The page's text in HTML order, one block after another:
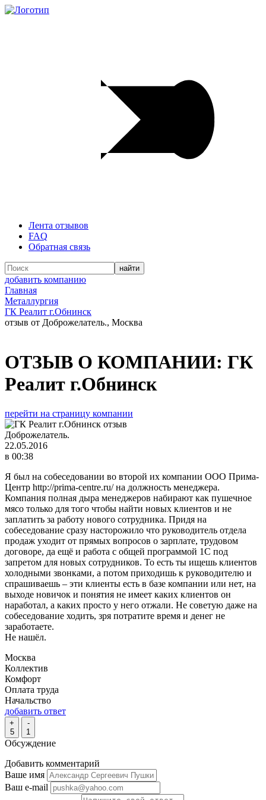
Лента отзывов
FAQ
Обратная связь
добавить компанию
Главная
Металлургия
ГК Реалит г.Обнинск
отзыв от Доброжелатель., Москва
ОТЗЫВ О КОМПАНИИ: ГК
Реалит г.Обнинск
перейти на страницу компании
Доброжелатель.
22.05.2016
в 00:38
Я был на собеседовании во второй их компании ООО Прима-
Центр http://prima-centre.ru/ на должность менеджера.
Компания полная дыра менеджеров набирают как пушечное
мясо только для того чтобы найти новых клиентов и не
заплатить за работу нового сотрудника. Придя на
собеседование сразу насторожило что руководитель отдела
продаж уходит от прямых вопросов о зарплате, трудовом
договоре, да ещё и работа с общей программой 1С под
запретом для новых сотрудников. То есть ты ищешь клиентов
холодными звонками, а потом приходишь к руководителю и
спрашиваешь – эти клиенты есть в базе компании или нет, на
выходе новичок и понятия не имеет каких клиентов он
наработал, а каких просто у него отжали. Не советую даже на
собеседование ходить, зря потратите время и денег не
заработаете.
Не нашёл.
Москва
Коллектив
Комфорт
Оплата труда
Начальство
добавить ответ
+
5
-
1
Обсуждение
Добавить комментарий
Ваше имя
Ваш e-mail